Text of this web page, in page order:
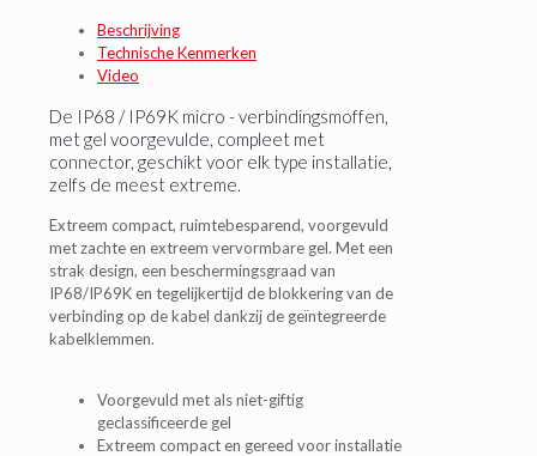
Beschrijving
Technische Kenmerken
Video
De IP68 / IP69K micro - verbindingsmoffen,
met gel voorgevulde, compleet met
connector, geschikt voor elk type installatie,
zelfs de meest extreme.
Extreem compact, ruimtebesparend, voorgevuld
met zachte en extreem vervormbare gel. Met een
strak design, een beschermingsgraad van
IP68/IP69K en tegelijkertijd de blokkering van de
verbinding op de kabel dankzij de geïntegreerde
kabelklemmen.
Voorgevuld met als niet-giftig
geclassificeerde gel
Extreem compact en gereed voor installatie